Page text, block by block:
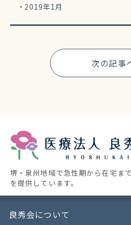
2019年1月
次の記事
堺・泉州地域で急性期から在宅ま
を提供しています。
良秀会について